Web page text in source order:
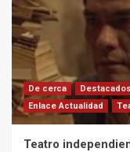
De cerca
Destacados
Enlace Actualidad
Teatro